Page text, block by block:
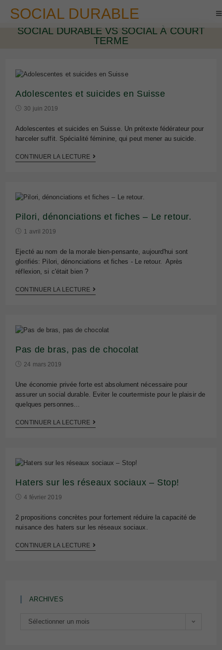
SOCIAL DURABLE
SOCIAL DURABLE VS SOCIAL À COURT
TERME
Adolescentes et suicides en Suisse
30 juin 2019
Adolescentes et suicides en Suisse. Un prétexte fédérateur pour
harceler suffit. Spécialité féminine, qui peut mener au suicide.
CONTINUER LA LECTURE
Pilori, dénonciations et fiches – Le retour.
1 avril 2019
Ejecté au nom de la morale bien-pensante, aujourd'hui sont
glorifiés: Pilori, dénonciations et fiches - Le retour. Après
réflexion, si c'était bien ?
CONTINUER LA LECTURE
Pas de bras, pas de chocolat
24 mars 2019
Une économie privée forte est absolument nécessaire pour
assurer un social durable. Eviter le courtermiste pour le plaisir de
quelques personnes...
CONTINUER LA LECTURE
Haters sur les réseaux sociaux – Stop!
4 février 2019
2 propositions concrètes pour fortement réduire la capacité de
nuisance des haters sur les réseaux sociaux.
CONTINUER LA LECTURE
ARCHIVES
Archives
Sélectionner un mois